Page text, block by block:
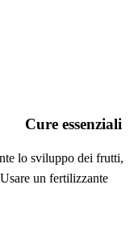
Cure essenziali
lo sviluppo dei frutti,
un fertilizzante